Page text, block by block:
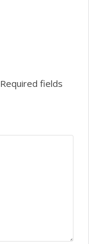
Required fields